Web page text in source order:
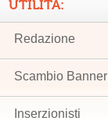
UTILITÀ:
Redazione
Scambio Banner
Inserzionisti